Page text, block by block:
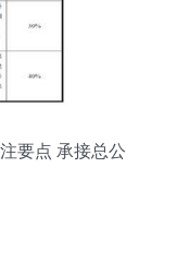
要点 承接总公